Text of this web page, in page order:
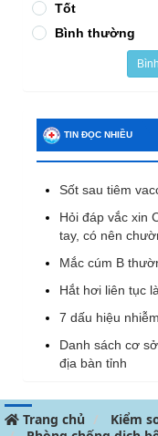
Tốt
Bình thường
TIN ĐỌC NHIỀU
Sốt sau tiêm
Hỏi đáp vắc xin
tay, có nên
Mắc cúm B
Hắt hơi liên tục
7 dấu hiệu
Danh sách cơ
địa bàn tỉnh
Trang chủ
Kiểm